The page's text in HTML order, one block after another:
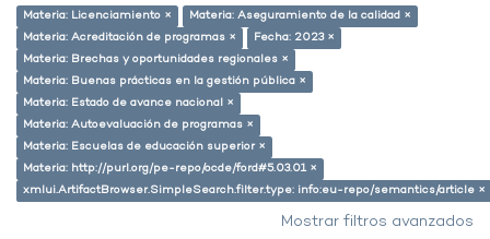
Materia: Licenciamiento ×
Materia: Aseguramiento de la calidad ×
Materia: Acreditación de programas ×
Fecha: 2023 ×
Materia: Brechas y oportunidades regionales ×
Materia: Buenas prácticas en la gestión pública ×
Materia: Estado de avance nacional ×
Materia: Autoevaluación de programas ×
Materia: Escuelas de educación superior ×
Materia: http://purl.org/pe-repo/ocde/ford#5.03.01 ×
xmlui.ArtifactBrowser.SimpleSearch.filter.type: info:eu-repo/semantics/article ×
Mostrar filtros avanzados